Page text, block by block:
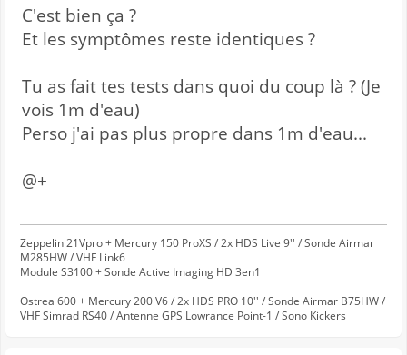
C'est bien ça ?
Et les symptômes reste identiques ?
Tu as fait tes tests dans quoi du coup là ? (Je
vois 1m d'eau)
Perso j'ai pas plus propre dans 1m d'eau...
@+
Zeppelin 21Vpro + Mercury 150 ProXS / 2x HDS Live 9'' / Sonde Airmar
M285HW / VHF Link6
Module S3100 + Sonde Active Imaging HD 3en1
Ostrea 600 + Mercury 200 V6 / 2x HDS PRO 10'' / Sonde Airmar B75HW /
VHF Simrad RS40 / Antenne GPS Lowrance Point-1 / Sono Kickers